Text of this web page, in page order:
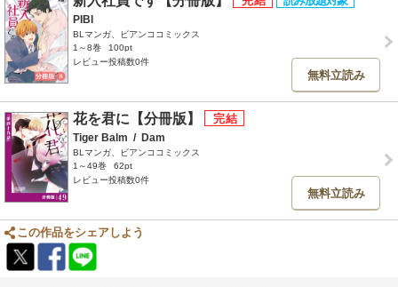
PIBI
BLマンガ、ビアンココミックス
1～8巻
100pt
レビュー投稿数0件
無料立読み
花を君に【分冊版】
Tiger Balm / Dam
BLマンガ、ビアンココミックス
1～49巻
62pt
レビュー投稿数0件
無料立読み
この作品をシェアしよう